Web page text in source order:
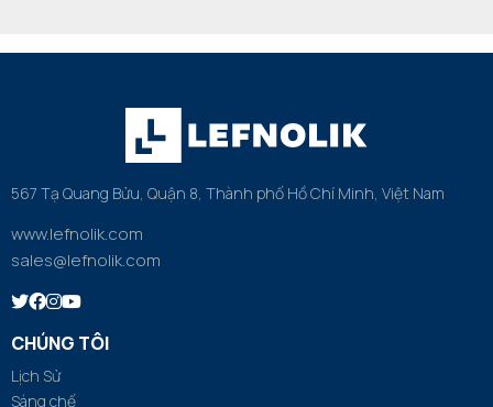
567 Tạ Quang Bửu, Quận 8, Thành phố Hồ Chí Minh, Việt Nam
www.lefnolik.com
sales@lefnolik.com
CHÚNG TÔI
Lịch Sử
Sáng chế